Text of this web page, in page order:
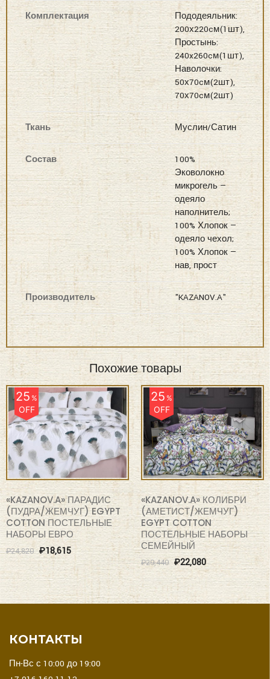
Евро
Комплектация
Пододеяльник:
200х220cм(1шт),
Простынь:
240x260cм(1шт),
Наволочки:
50х70cм(2шт),
70х70cм(2шт)
Ткань Муслин/Сатин
Состав
100%
Эковолокно
микрогель —
одеяло
наполнитель;
100% Хлопок —
одеяло чехол;
100% Хлопок —
нав, прост
Производитель "KAZANOV.A"
Похожие товары
25%
OFF
«KAZANOV.A» ПАРАДИС
(ПУДРА/ЖЕМЧУГ) EGYPT
COTTON ПОСТЕЛЬНЫЕ
НАБОРЫ ЕВРО
₽24,820 ₽18,615
25%
OFF
«KAZANOV.A» КОЛИБРИ
(АМЕТИСТ/ЖЕМЧУГ)
EGYPT COTTON
ПОСТЕЛЬНЫЕ НАБОРЫ
СЕМЕЙНЫЙ
₽29,440 ₽22,080
КОНТАКТЫ
Пн-Вс с 10:00 до 19:00